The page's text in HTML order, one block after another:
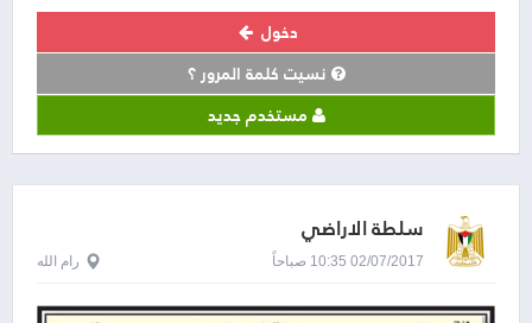
دخول
نسيت كلمة المرور ؟
مستخدم جديد
سلطة الاراضي
02/07/2017 10:35 صباحاً رام الله